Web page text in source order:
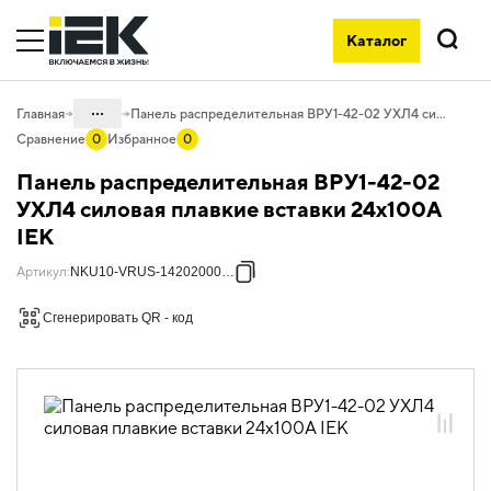
Каталог
Поиск
Главная ...
50.02.02 НКУ ВРУ
50.02.02.04 ВРУ Распределительные
Панель распределительная ВРУ1-42-02 УХЛ4 силовая плавкие вставки 24х100А IEK
Сравнение 0 Избранное 0
Панель распределительная ВРУ1-42-02
УХЛ4 силовая плавкие вставки 24х100А
IEK
Артикул: NKU10-VRUS-14202000-02
Сгенерировать QR - код